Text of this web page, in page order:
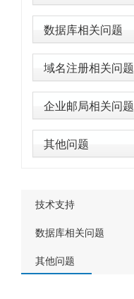
数据库相关问题
域名注册相关问题
企业邮局相关问题
其他问题
技术支持
数据库相关问题
其他问题